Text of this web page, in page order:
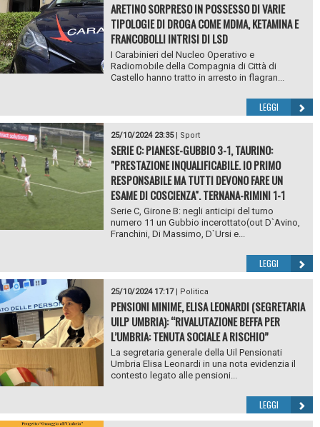
ARETINO SORPRESO IN POSSESSO DI VARIE
TIPOLOGIE DI DROGA COME MDMA, KETAMINA E
FRANCOBOLLI INTRISI DI LSD
I Carabinieri del Nucleo Operativo e
Radiomobile della Compagnia di Città di
Castello hanno tratto in arresto in flagran...
LEGGI
25/10/2024 23:35| Sport
SERIE C: PIANESE-GUBBIO 3-1, TAURINO:
"PRESTAZIONE INQUALIFICABILE. IO PRIMO
RESPONSABILE MA TUTTI DEVONO FARE UN
ESAME DI COSCIENZA". TERNANA-RIMINI 1-1
Serie C, Girone B: negli anticipi del turno
numero 11 un Gubbio incerottato(out D`Avino,
Franchini, Di Massimo, D`Ursi e...
LEGGI
25/10/2024 17:17| Politica
PENSIONI MINIME, ELISA LEONARDI (SEGRETARIA
UILP UMBRIA): “RIVALUTAZIONE BEFFA PER
L’UMBRIA: TENUTA SOCIALE A RISCHIO”
La segretaria generale della Uil Pensionati
Umbria Elisa Leonardi in una nota evidenzia il
contesto legato alle pensioni...
LEGGI